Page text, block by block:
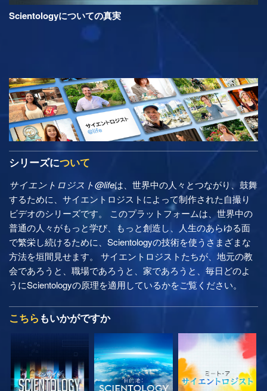
Scientologyについての真実
シリーズについて
サイエントロジスト@lifeは、世界中の人々とつながり、鼓舞
するために、サイエントロジストによって制作された自撮り
ビデオのシリーズです。 このプラットフォームは、世界中の
普通の人々がもっと学び、もっと創造し、人生のあらゆる面
で繁栄し続けるために、Scientologyの技術を使うさまざまな
方法を垣間見せます。 サイエントロジストたちが、地元の教
会であろうと、職場であろうと、家であろうと、毎日どのよ
うにScientologyの原理を適用しているかをご覧ください。
こちら もいかがですか